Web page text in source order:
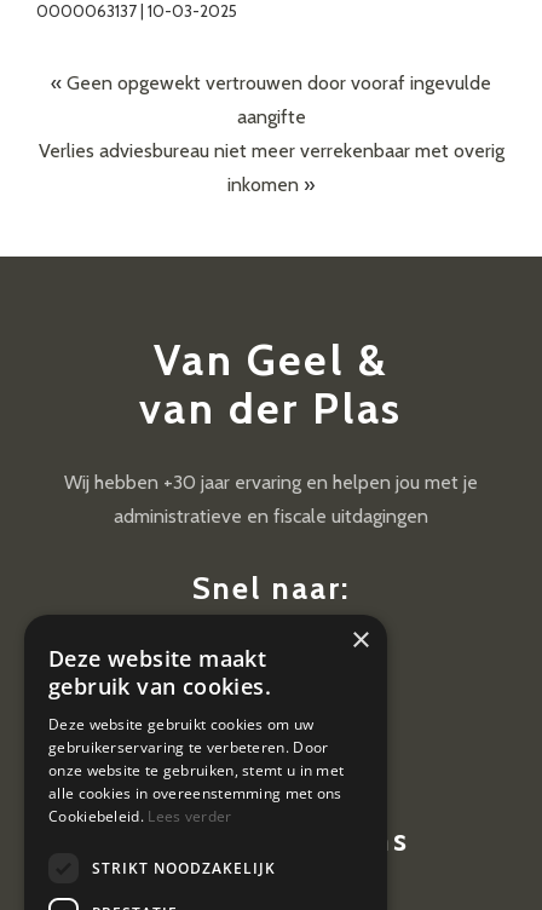
0000063137 | 10-03-2025
« Geen opgewekt vertrouwen door vooraf ingevulde
aangifte
Verlies adviesbureau niet meer verrekenbaar met overig
inkomen »
Van Geel &
van der Plas
Wij hebben +30 jaar ervaring en helpen jou met je
administratieve en fiscale uitdagingen
Snel naar:
Diensten
Vacatures
Contactgegevens
×
Deze website maakt
gebruik van cookies.
Deze website gebruikt cookies om uw
gebruikerservaring te verbeteren. Door
onze website te gebruiken, stemt u in met
alle cookies in overeenstemming met ons
Cookiebeleid. Lees verder
STRIKT NOODZAKELIJK